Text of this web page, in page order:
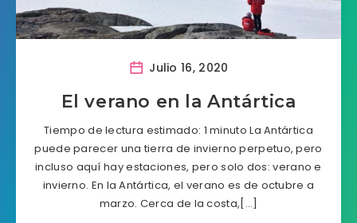
Julio 16, 2020
El verano en la Antártica
Tiempo de lectura estimado: 1 minuto La Antártica
puede parecer una tierra de invierno perpetuo, pero
incluso aquí hay estaciones, pero solo dos: verano e
invierno. En la Antártica, el verano es de octubre a
marzo. Cerca de la costa,[…]